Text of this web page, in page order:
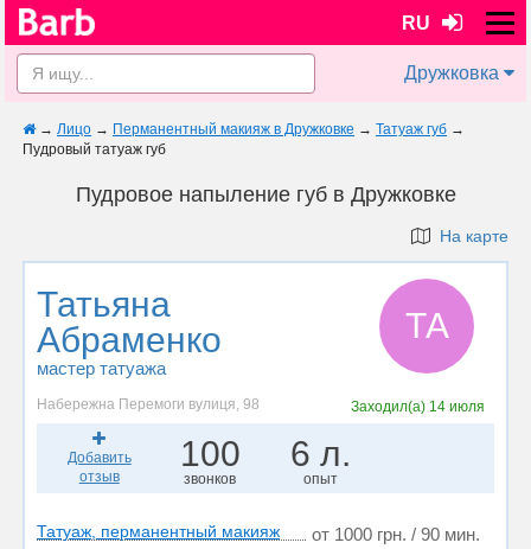
RU
Дружковка
→ Лицо → Перманентный макияж в Дружковке → Татуаж губ →
Пудровый татуаж губ
Пудровое напыление губ в Дружковке
На карте
Татьяна
Абраменко
мастер татуажа
ТА
Набережна Перемоги вулиця, 98 Заходил(а) 14 июля
Добавить
отзыв
100
звонков
6 л.
опыт
Татуаж, перманентный макияж от 1000 грн. / 90 мин.